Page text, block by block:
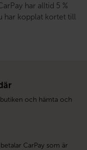
har alltid 5 %
har kopplat kortet till
och hämta och
CarPay som är